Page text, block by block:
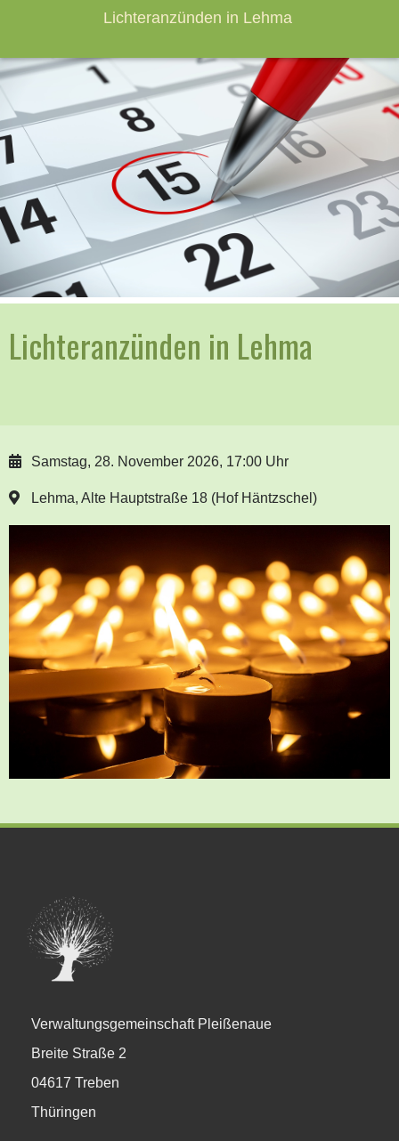
Lichteranzünden in Lehma
Lichteranzünden in Lehma
Samstag, 28. November 2026, 17:00 Uhr
Lehma, Alte Hauptstraße 18 (Hof Häntzschel)
Verwaltungsgemeinschaft Pleißenaue
Breite Straße 2
04617 Treben
Thüringen